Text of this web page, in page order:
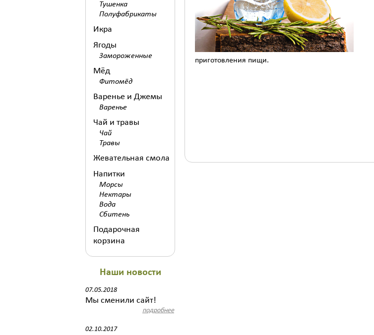
Тушенка
Полуфабрикаты
Икра
Ягоды
Замороженные
Мёд
Фитомёд
Варенье и Джемы
Варенье
Чай и травы
Чай
Травы
Жевательная смола
Напитки
Морсы
Нектары
Вода
Сбитень
Подарочная
корзина
Наши новости
07.05.2018
Мы сменили сайт!
подробнее
02.10.2017
приготовления пищи.